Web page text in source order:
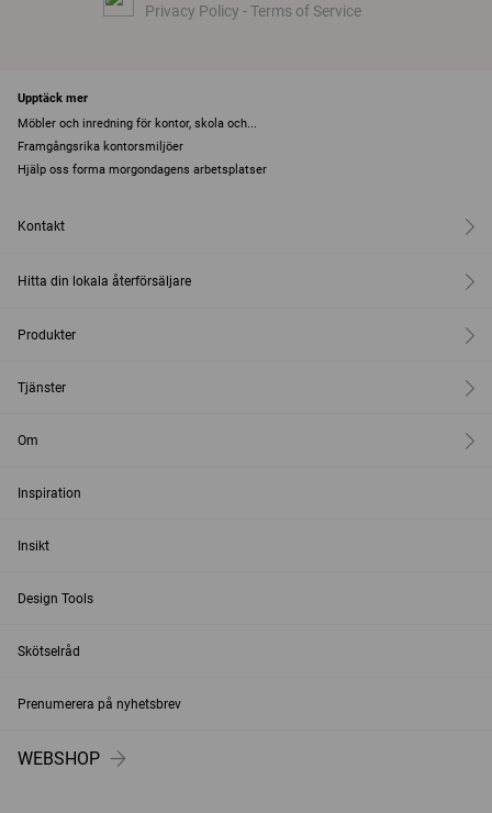
Privacy Policy -Terms of Service
Upptäck mer
Möbler och inredning för kontor, skola och...
Framgångsrika kontorsmiljöer
Hjälp oss forma morgondagens arbetsplatser
Kontakt
Hitta din lokala återförsäljare
Produkter
Tjänster
Om
Inspiration
Insikt
Design Tools
Skötselråd
Prenumerera på nyhetsbrev
WEBSHOP